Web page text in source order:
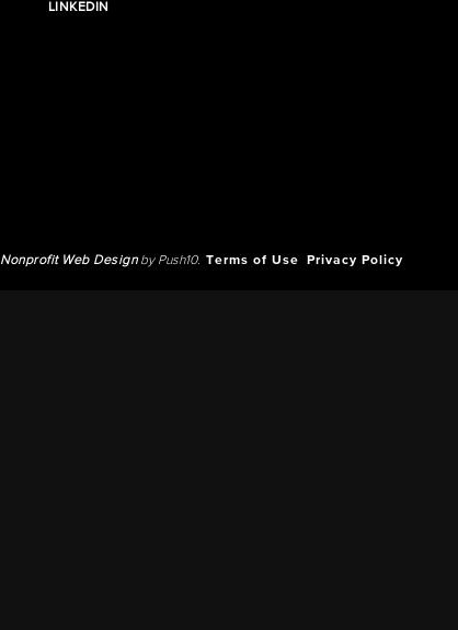
LINKEDIN
Nonprofit Web Designby Push10. Terms of Use Privacy Policy